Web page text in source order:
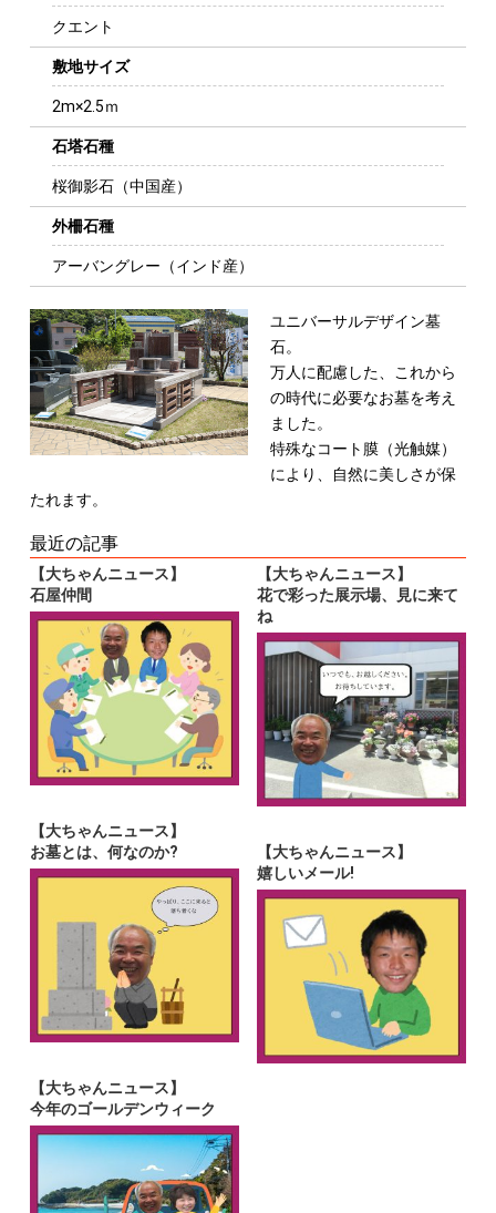
クエント
敷地サイズ
2m×2.5ｍ
石塔石種
桜御影石（中国産）
外柵石種
アーバングレー（インド産）
ユニバーサルデザイン墓
石。
万人に配慮した、これから
の時代に必要なお墓を考え
ました。
特殊なコート膜（光触媒）
により、自然に美しさが保
たれます。
最近の記事
【大ちゃんニュース】
石屋仲間
【大ちゃんニュース】
花で彩った展示場、見に来て
ね
【大ちゃんニュース】
お墓とは、何なのか?
【大ちゃんニュース】
嬉しいメール!
【大ちゃんニュース】
今年のゴールデンウィーク